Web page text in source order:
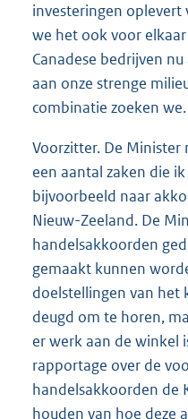
investeringen oplevert
we het ook voor
Canadese bedrijven
aan onze strenge
combinatie zoeken we.
Voorzitter. De
een aantal zaken die
bijvoorbeeld naar
Nieuw-Zeeland. De
handelsakkoorden
gemaakt kunnen
doelstellingen van
deugd om te horen,
er werk aan de winkel
rapportage over de
handelsakkoorden de
houden van hoe deze